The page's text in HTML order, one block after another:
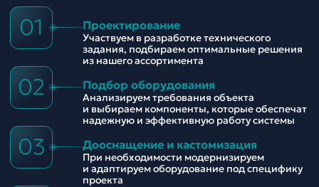
01 Проектирование
Участвуем в разработке технического
задания, подбираем оптимальные решения
из нашего ассортимента
02 Подбор оборудования
Анализируем требования объекта
и выбираем компоненты, которые обеспечат
надежную и эффективную работу системы
03 Дооснащение и кастомизация
При необходимости модернизируем
и адаптируем оборудование под специфику
проекта